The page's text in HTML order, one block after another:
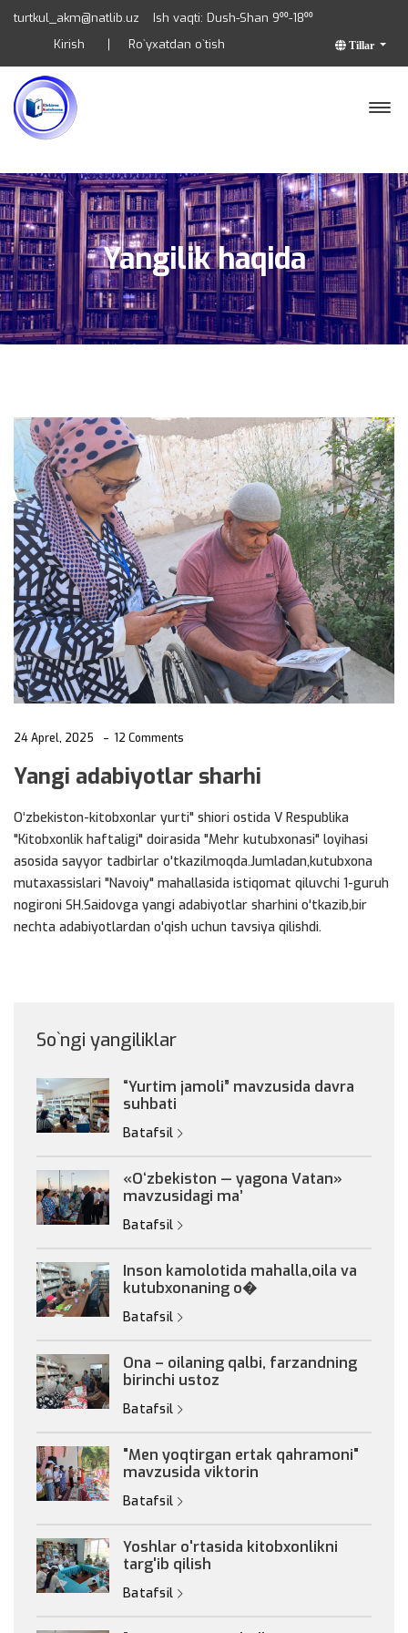
turtkul_akm@natlib.uz Ish vaqti: Dush-Shan 9⁰⁰-18⁰⁰
Tillar
Kirish Ro`yxatdan o`tish
Yangilik haqida
24 Aprel, 2025 12 Comments
Yangi adabiyotlar sharhi
O‘zbekiston-kitobxonlar yurti" shiori ostida V Respublika
"Kitobxonlik haftaligi" doirasida "Mehr kutubxonasi" loyihasi
asosida sayyor tadbirlar o'tkazilmoqda.Jumladan,kutubxona
mutaxassislari "Navoiy" mahallasida istiqomat qiluvchi 1-guruh
nogironi SH.Saidovga yangi adabiyotlar sharhini o'tkazib,bir
nechta adabiyotlardan o'qish uchun tavsiya qilishdi.
So`ngi yangiliklar
“Yurtim jamoli” mavzusida davra
suhbati
Batafsil
«Oʻzbekiston — yagona Vatan»
mavzusidagi maʼ
Batafsil
Inson kamolotida mahalla,oila va
kutubxonaning o�
Batafsil
Ona – oilaning qalbi, farzandning
birinchi ustoz
Batafsil
"Men yoqtirgan ertak qahramoni"
mavzusida viktorin
Batafsil
Yoshlar o'rtasida kitobxonlikni
targ'ib qilish
Batafsil